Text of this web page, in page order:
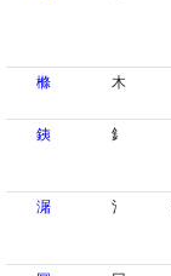
樤
木
銕
釒
潳
氵